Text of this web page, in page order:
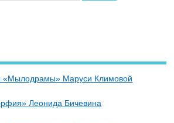
«Мылодрамы» Маруси Климовой
Леонида Бичевина